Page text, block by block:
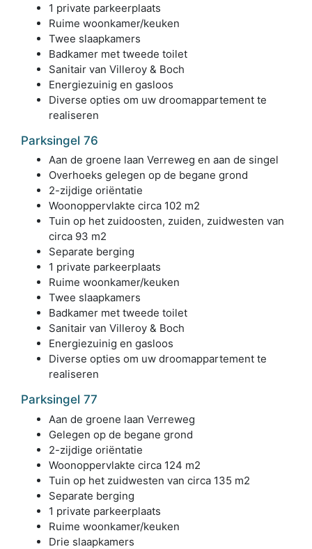
1 private parkeerplaats
Ruime woonkamer/keuken
Twee slaapkamers
Badkamer met tweede toilet
Sanitair van Villeroy & Boch
Energiezuinig en gasloos
Diverse opties om uw droomappartement te
realiseren
Parksingel 76
Aan de groene laan Verreweg en aan de singel
Overhoeks gelegen op de begane grond
2-zijdige oriëntatie
Woonoppervlakte circa 102 m2
Tuin op het zuidoosten, zuiden, zuidwesten van
circa 93 m2
Separate berging
1 private parkeerplaats
Ruime woonkamer/keuken
Twee slaapkamers
Badkamer met tweede toilet
Sanitair van Villeroy & Boch
Energiezuinig en gasloos
Diverse opties om uw droomappartement te
realiseren
Parksingel 77
Aan de groene laan Verreweg
Gelegen op de begane grond
2-zijdige oriëntatie
Woonoppervlakte circa 124 m2
Tuin op het zuidwesten van circa 135 m2
Separate berging
1 private parkeerplaats
Ruime woonkamer/keuken
Drie slaapkamers